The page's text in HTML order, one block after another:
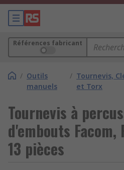
Références fabricant
/ Outils
manuels
/ Tournevis,
et Torx
Tournevis à
d'embouts Facom,
13 pièces